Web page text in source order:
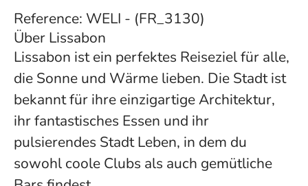
Reference: WELI - (FR_3130)
Über Lissabon
Lissabon ist ein perfektes Reiseziel für alle,
die Sonne und Wärme lieben. Die Stadt ist
bekannt für ihre einzigartige Architektur,
ihr fantastisches Essen und ihr
pulsierendes Stadt Leben, in dem du
sowohl coole Clubs als auch gemütliche